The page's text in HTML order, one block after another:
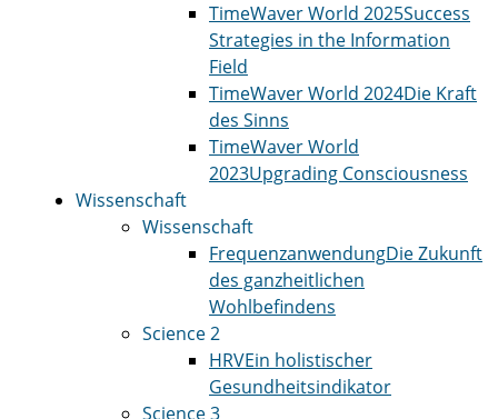
TimeWaver World 2025Success
Strategies in the Information
Field
TimeWaver World 2024Die Kraft
des Sinns
TimeWaver World
2023Upgrading Consciousness
Wissenschaft
Wissenschaft
FrequenzanwendungDie Zukunft
des ganzheitlichen
Wohlbefindens
Science 2
HRVEin holistischer
Gesundheitsindikator
Science 3